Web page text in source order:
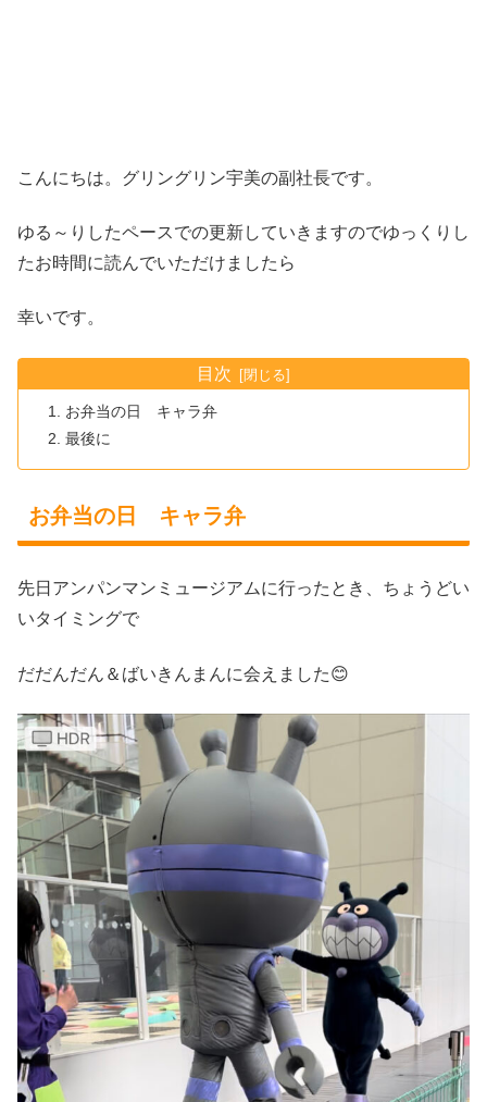
こんにちは。グリングリン宇美の副社長です。
ゆる～りしたペースでの更新していきますのでゆっくりし
たお時間に読んでいただけましたら
幸いです。
目次
お弁当の日 キャラ弁
最後に
お弁当の日 キャラ弁
先日アンパンマンミュージアムに行ったとき、ちょうどい
いタイミングで
だだんだん＆ばいきんまんに会えました😊